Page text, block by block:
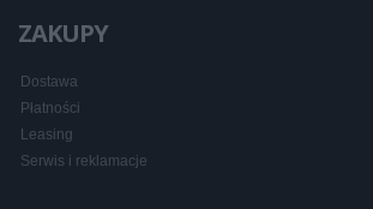
ZAKUPY
Dostawa
Płatności
Leasing
Serwis i reklamacje